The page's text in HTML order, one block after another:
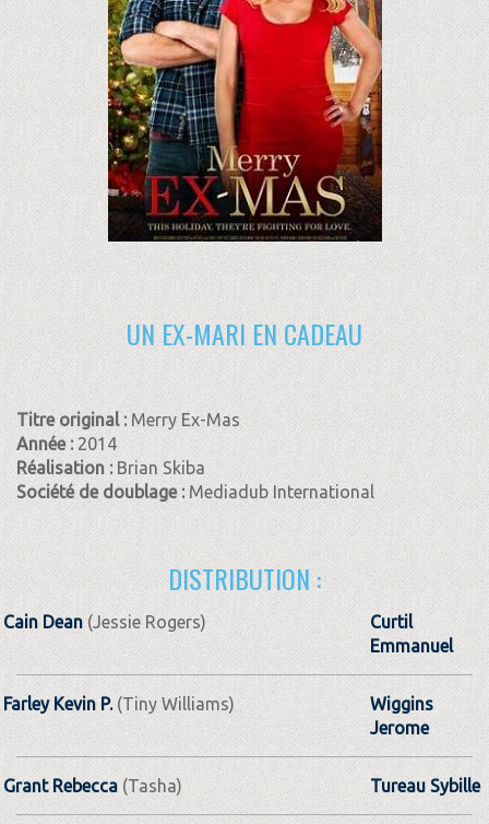
UN EX-MARI EN CADEAU
Titre original : Merry Ex-Mas
Année : 2014
Réalisation :Brian Skiba
Société de doublage :Mediadub International
DISTRIBUTION :
Cain Dean (Jessie Rogers)
Curtil
Emmanuel
Farley Kevin P.(Tiny Williams)
Wiggins
Jerome
Grant Rebecca (Tasha) Tureau Sybille